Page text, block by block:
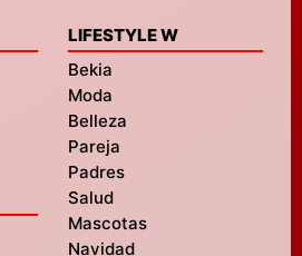
LIFESTYLE W
Bekia
Moda
Belleza
Pareja
Padres
Salud
Mascotas
Navidad